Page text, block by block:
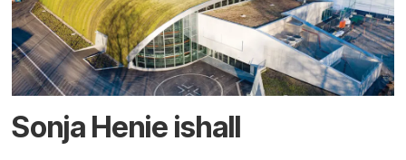
Sonja Henie ishall